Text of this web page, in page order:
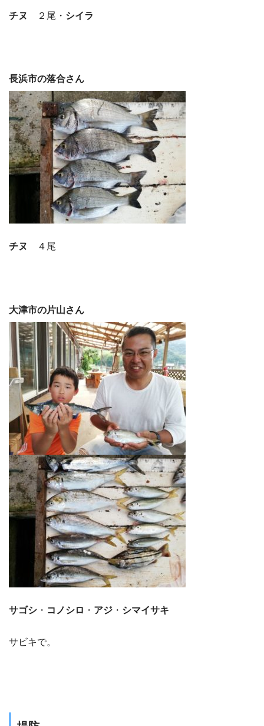
チヌ ２尾・ シイラ
長浜市の落合さん
チヌ ４尾
大津市の片山さん
サゴシ ・ コノシロ ・ アジ ・ シマイサキ
サビキで。